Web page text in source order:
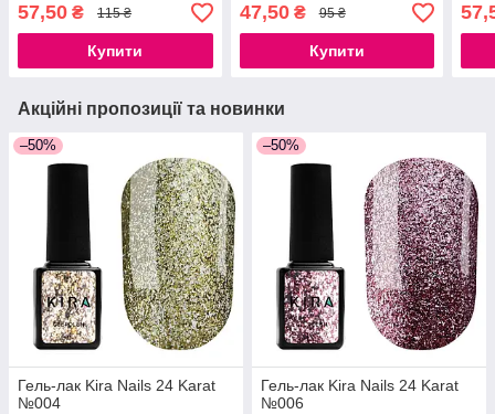
57,50 ₴ 115 ₴
Купити
47,50₴ 95 ₴
Купити
Акційні пропозиції та новинки
–50%
Гель-лак Kira Nails 24 Karat
№004
–50%
Гель-лак Kira Nails 24 Karat
№006